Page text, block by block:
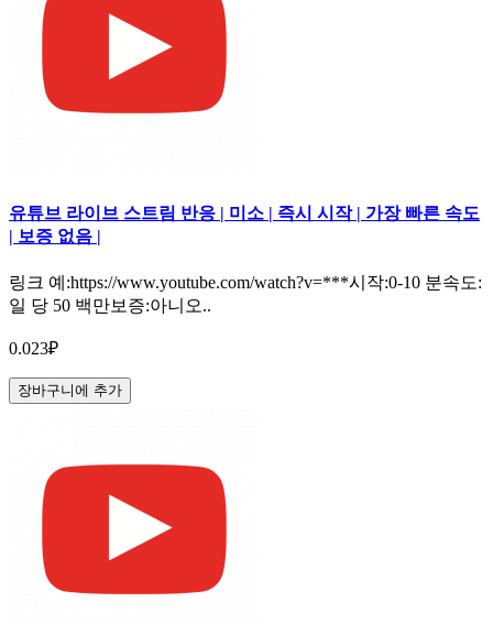
유튜브 라이브 스트림 반응 | 미소 | 즉시 시작 | 가장 빠른 속도
| 보증 없음 |
링크 예:https://www.youtube.com/watch?v=***시작:0-10 분속도:
일 당 50 백만보증:아니오..
0.023₽
장바구니에 추가